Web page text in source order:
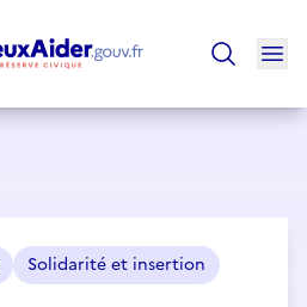
Solidarité et insertion